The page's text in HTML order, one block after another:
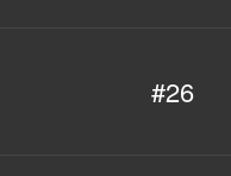
#26